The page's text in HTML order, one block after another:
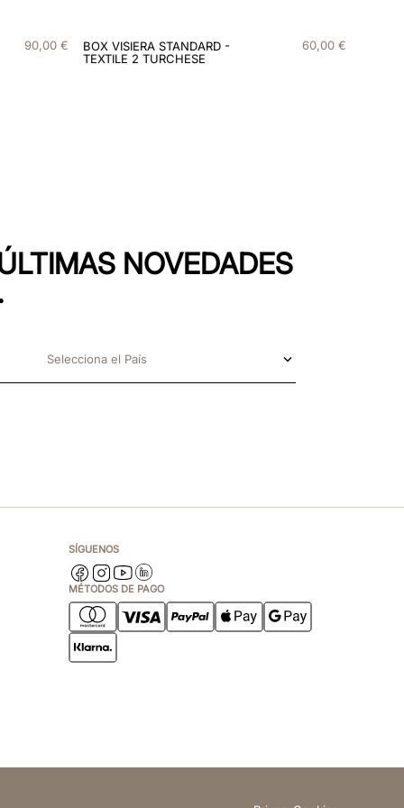
90,00 €
BOX VISIERA STANDARD -
TEXTILE 2 TURCHESE
60,00 €
NOVEDADES
Selecciona el País
SÍGUENOS
MÉTODOS DE PAGO